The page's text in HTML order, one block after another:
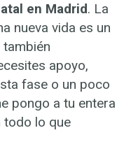
en Madrid. La
nueva vida es un
apoyo,
fase o un poco
pongo a tu entera
todo lo que